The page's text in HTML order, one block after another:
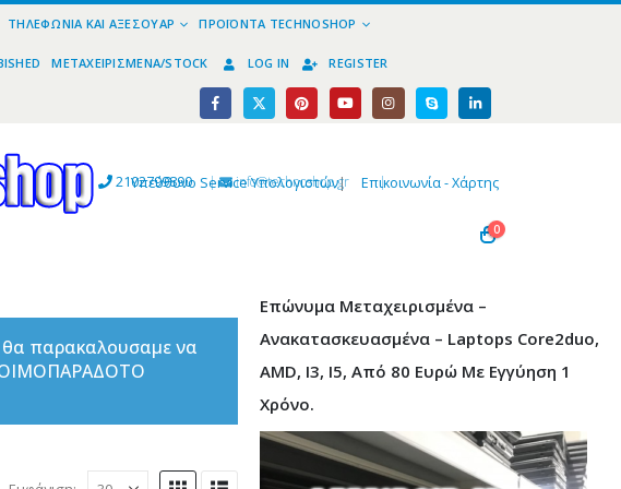
ΤΗΛΕΦΩΝΊΑ ΚΑΙ ΑΞΕΣΟΥΆΡ ΠΡΟΪΌΝΤΑ TECHNOSHOP
ΜΕΤΑΧΕΙΡΙΣΜΈΝΑ/STOCK LOG IN REGISTER
2102799890 | info@technoshop,gr |
Υπεύθυνο Service Υπολογιστών| Επικοινωνία - Χάρτης
0
θα παρακαλουσαμε να
Επώνυμα Μεταχειρισμένα –
Ανακατασκευασμένα – Laptops Core2duo,
AMD, I3, I5, Από 80 Ευρώ Με Εγγύηση 1
Χρόνο.